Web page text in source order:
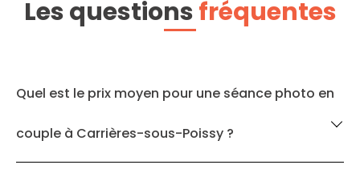
Les questionsfréquentes
Quel est le prix moyen pour une séance photo en
couple à Carrières-sous-Poissy ?